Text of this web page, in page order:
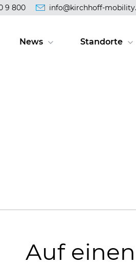
9 800 info@kirchhoff-
News Standorte
Auf